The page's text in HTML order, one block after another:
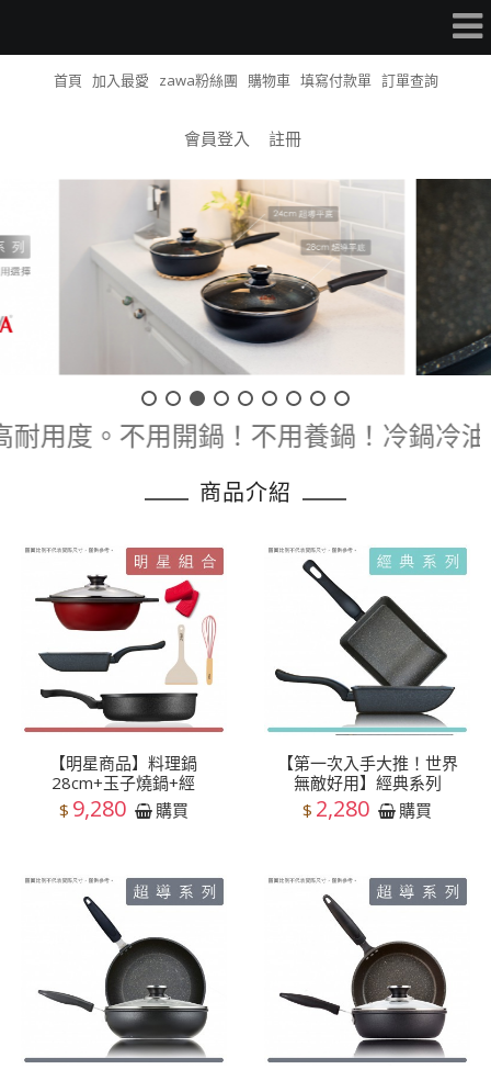
首頁 加入最愛 zawa粉絲團 購物車 填寫付款單 訂單查詢
會員登入 註冊
開鍋！不用養鍋！冷鍋冷油、少
商品介紹
【明星商品】料理鍋
28cm+玉子燒鍋+經
$ 9,280 購買
【第一次入手大推！世界
無敵好用】經典系列
$ 2,280 購買